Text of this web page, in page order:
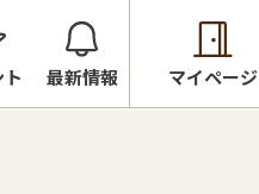
最新情報 マイページ